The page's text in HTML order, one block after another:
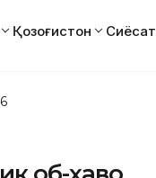
Қозоғистон Сиёсат